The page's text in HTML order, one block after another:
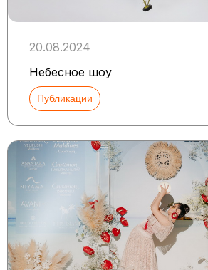
20.08.2024
Небесное шоу
Публикации